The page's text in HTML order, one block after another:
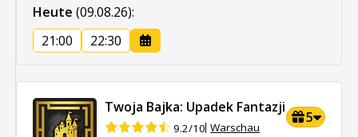
Heute (09.08.26):
21:00
22:30
Twoja Bajka: Upadek Fantazji
5
9.2/10 Warschau